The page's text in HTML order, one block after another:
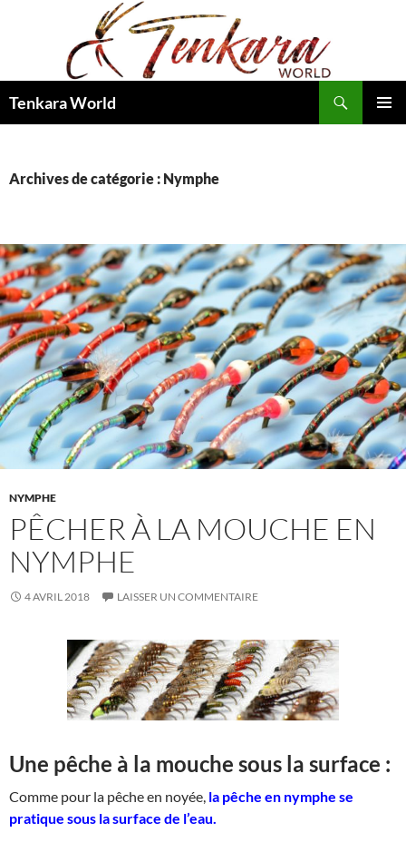
Tenkara World
Archives de catégorie : Nymphe
NYMPHE
PÊCHER À LA MOUCHE EN
NYMPHE
4 AVRIL 2018 LAISSER UN COMMENTAIRE
Une pêche à la mouche sous la surface :
Comme pour la pêche en noyée, la pêche en nymphe se
pratique sous la surface de l’eau.